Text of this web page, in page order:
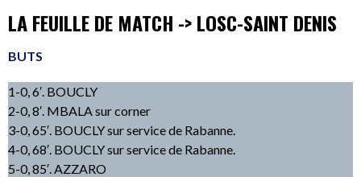
LA FEUILLE DE MATCH -> LOSC-SAINT DENIS
BUTS
1-0, 6′. BOUCLY
2-0, 8′. MBALA sur corner
3-0, 65′. BOUCLY sur service de Rabanne.
4-0, 68′. BOUCLY sur service de Rabanne.
5-0, 85′. AZZARO